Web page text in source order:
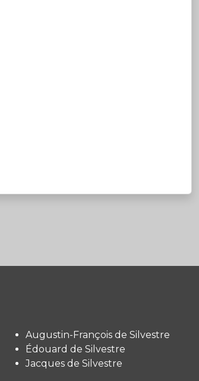
Augustin-François de Silvestre
Édouard de Silvestre
Jacques de Silvestre